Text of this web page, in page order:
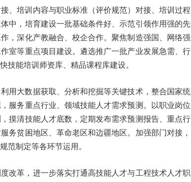
、培训内容与职业标准（评价规范）对接、培训过程
中，培育建设一批基础条件好、示范引领作用强的先
，深化产教融合、校企合作。聚焦制造强国、网络强
室等重点项目建设。遴选推广一批产业发展急需、行
技能培训师资库、精品课程库建设。
用大数据获取、分析和挖掘等关键技术，整合国家统
服务重点行业、领域技能人才需求预测。以职业岗位
摸清技能人才底数，定期发布需求预测报告、重点行
务贫困地区、革命老区和边疆地区。加强部门对接，
范制定等各环节运用。
改革，进一步落实打通高技能人才与工程技术人才职